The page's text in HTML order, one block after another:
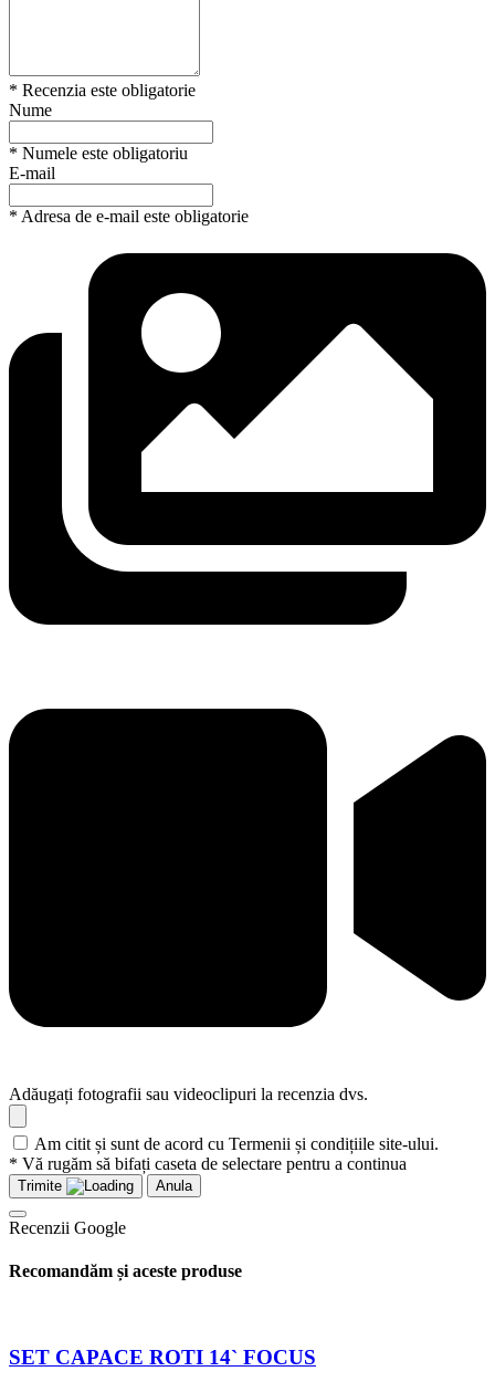
* Recenzia este obligatorie
Nume
* Numele este obligatoriu
E-mail
* Adresa de e-mail este obligatorie
Adăugați fotografii sau videoclipuri la recenzia dvs.
Am citit și sunt de acord cu Termenii și condițiile site-ului.
* Vă rugăm să bifați caseta de selectare pentru a continua
Trimite Anula
Recenzii Google
Recomandăm și aceste produse
SET CAPACE ROTI 14` FOCUS